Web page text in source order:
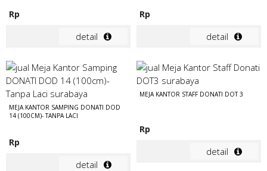
Rp
detail
Rp
detail
MEJA KANTOR SAMPING DONATI DOD
14 (100CM)- TANPA LACI
Rp
detail
MEJA KANTOR STAFF DONATI DOT 3
Rp
detail